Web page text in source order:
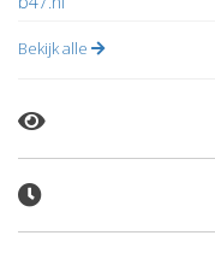
Bekijk alle